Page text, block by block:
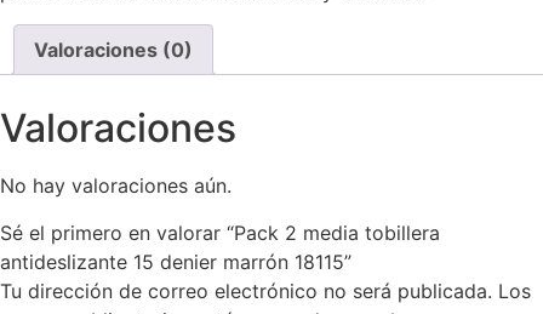
Valoraciones (0)
Valoraciones
No hay valoraciones aún.
Sé el primero en valorar “Pack 2 media tobillera
antideslizante 15 denier marrón 18115”
Tu dirección de correo electrónico no será publicada. Los